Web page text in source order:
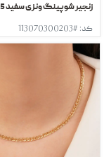
زنجیر شوپینگ ونزی سفید 45 سانت
کد: #113070300203